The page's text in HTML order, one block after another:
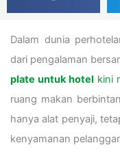
Dalam dunia
dari pengalaman
plate untuk hotel kini
ruang makan
hanya alat penyaji,
kenyamanan